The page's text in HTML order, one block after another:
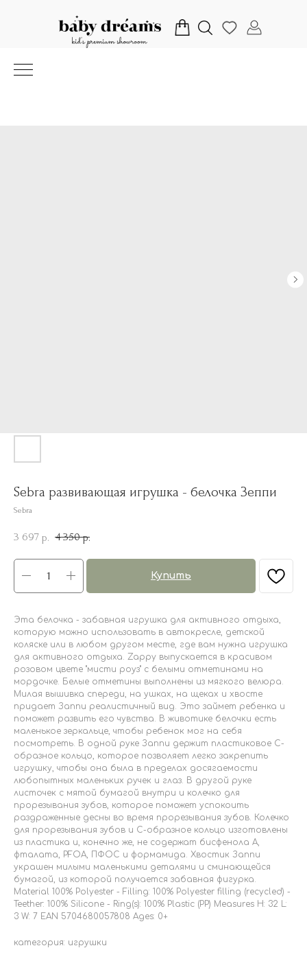
Sebra развивающая игрушка - белочка Зеппи
Sebra
3 697 р. 4 350 р.
Купить
Эта белочка - забавная игрушка для активного отдыха,
которую можно использовать в автокресле, детской
коляске или в любом другом месте, где вам нужна игрушка
для активного отдыха. Zappy выпускается в красивом
розовом цвете "мисти роуз" с белыми отметинами на
мордочке. Белые отметины выполнены из мягкого велюра.
Милая вышивка спереди, на ушках, на щеках и хвосте
придает Заппи реалистичный вид. Это займет ребенка и
поможет развить его чувства. В животике белочки есть
маленькое зеркальце, чтобы ребенок мог на себя
посмотреть. В одной руке Заппи держит пластиковое С-
образное кольцо, которое позволяет легко закрепить
игрушку, чтобы она была в пределах досягаемости
любопытных маленьких ручек и глаз. В другой руке
листочек с мятой бумагой внутри и колечко для
прорезывания зубов, которое поможет успокоить
раздраженные десны во время прорезывания зубов. Колечко
для прорезывания зубов и С-образное кольцо изготовлены
из пластика и, конечно же, не содержат бисфенола А,
фталата, PFOA, ПФОС и формамида. Хвостик Заппи
украшен милыми маленькими деталями и сминающейся
бумагой, из которой получается забавная фигурка.
Material 100% Polyester - Filling: 100% Polyester filling (recycled) -
Teether: 100% Silicone - Ring(s): 100% Plastic (PP) Measures H: 32 L:
3 W: 7 EAN 5704680057808 Ages: 0+
категория: игрушки